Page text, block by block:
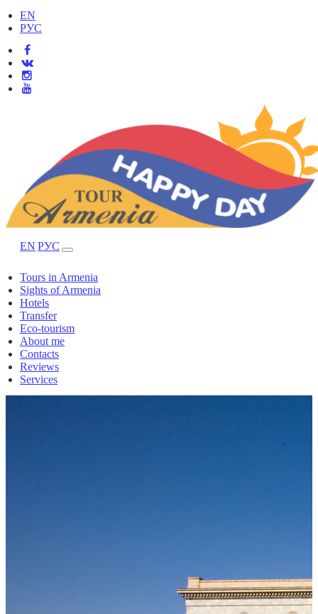
EN
РУС
EN РУС
Tours in Armenia
Sights of Armenia
Hotels
Transfer
Eco-tourism
About me
Contacts
Reviews
Services